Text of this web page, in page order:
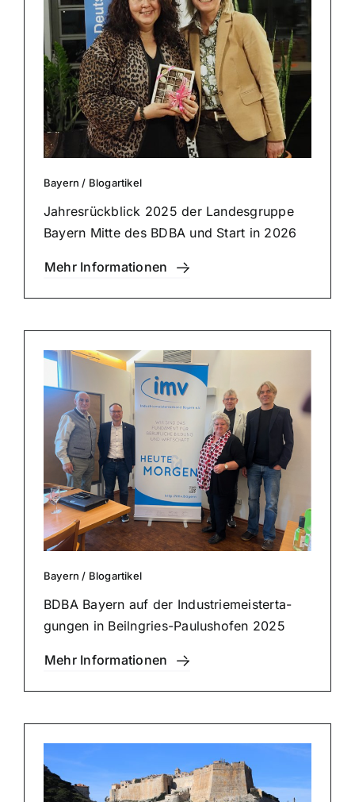
Bayern / Blog­ar­ti­kel
Jah­res­rück­blick 2025 der Lan­des­grup­pe
Bayern Mitte des BDBA und Start in 2026
Mehr Infor­ma­tio­nen
Bayern / Blog­ar­ti­kel
BDBA Bayern auf der Indus­trie­meis­ter­ta­
gun­gen in Beilngries-Paulushofen 2025
Mehr Infor­ma­tio­nen